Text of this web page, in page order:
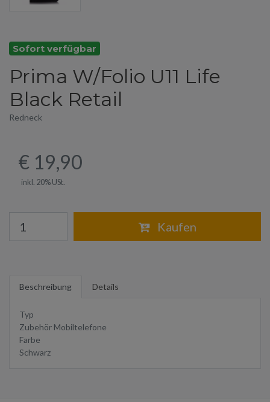
Sofort verfügbar
Prima W/Folio U11 Life
Black Retail
Redneck
€ 19,90
inkl. 20% USt.
Kaufen
Beschreibung Details
Typ
Zubehör Mobiltelefone
Farbe
Schwarz